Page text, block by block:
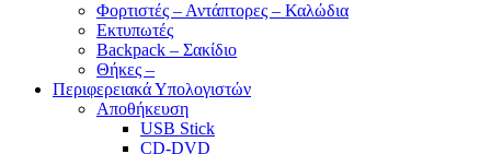
Φορτιστές – Αντάπτορες – Καλώδια
Εκτυπωτές
Backpack – Σακίδιο
Θήκες –
Περιφερειακά Υπολογιστών
Αποθήκευση
USB Stick
CD-DVD